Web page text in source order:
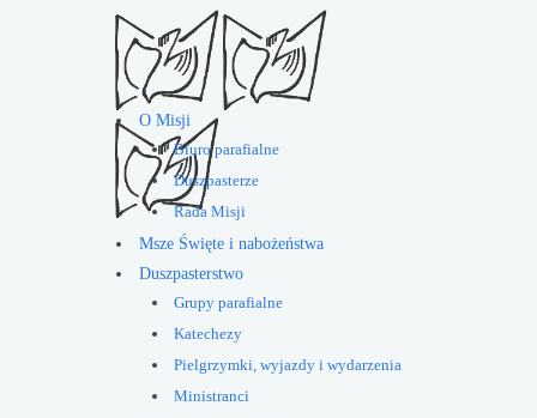
O Misji
Biuro parafialne
Duszpasterze
Rada Misji
Msze Święte i nabożeństwa
Duszpasterstwo
Grupy parafialne
Katechezy
Pielgrzymki, wyjazdy i wydarzenia
Ministranci